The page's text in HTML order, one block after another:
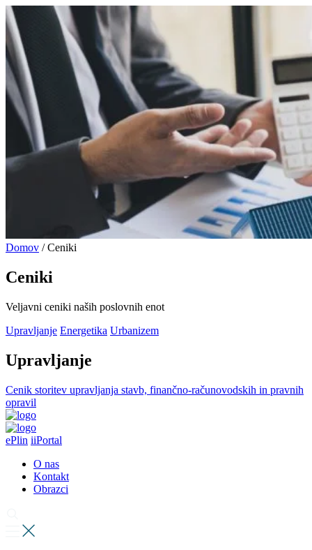
Domov / Ceniki
Ceniki
Veljavni ceniki naših poslovnih enot
Upravljanje Energetika Urbanizem
Upravljanje
Cenik storitev upravljanja stavb, finančno-računovodskih in pravnih
opravil
ePlin iiPortal
O nas
Kontakt
Obrazci